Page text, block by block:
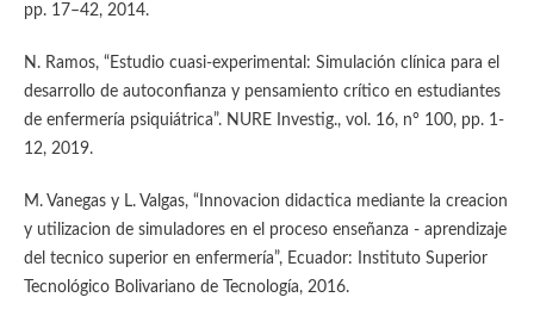
pp. 17–42, 2014.
N. Ramos, “Estudio cuasi-experimental: Simulación clínica para el
desarrollo de autoconfianza y pensamiento crítico en estudiantes
de enfermería psiquiátrica”. NURE Investig., vol. 16, n° 100, pp. 1-
12, 2019.
M. Vanegas y L. Valgas, “Innovacion didactica mediante la creacion
y utilizacion de simuladores en el proceso enseñanza - aprendizaje
del tecnico superior en enfermería”, Ecuador: Instituto Superior
Tecnológico Bolivariano de Tecnología, 2016.